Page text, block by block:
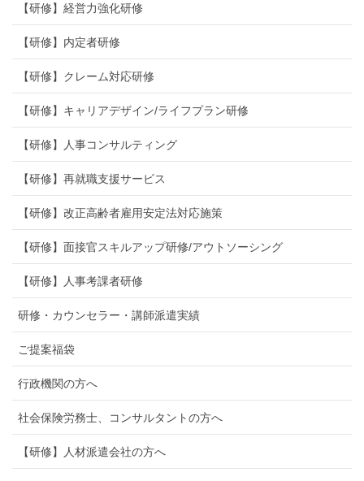
【研修】経営力強化研修
【研修】内定者研修
【研修】クレーム対応研修
【研修】キャリアデザイン/ライフプラン研修
【研修】人事コンサルティング
【研修】再就職支援サービス
【研修】改正高齢者雇用安定法対応施策
【研修】面接官スキルアップ研修/アウトソーシング
【研修】人事考課者研修
研修・カウンセラー・講師派遣実績
ご提案福袋
行政機関の方へ
社会保険労務士、コンサルタントの方へ
【研修】人材派遣会社の方へ